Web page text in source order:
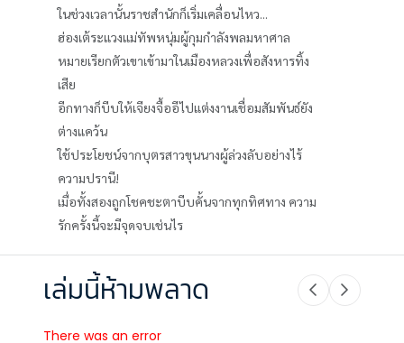
ในช่วงเวลานั้นราชสำนักก็เริ่มเคลื่อนไหว...
ฮ่องเต้ระแวงแม่ทัพหนุ่มผู้กุมกำลังพลมหาศาล
หมายเรียกตัวเขาเข้ามาในเมืองหลวงเพื่อสังหารทิ้ง
เสีย
อีกทางก็บีบให้เจียงจื้ออีไปแต่งงานเชื่อมสัมพันธ์ยัง
ต่างแคว้น
ใช้ประโยชน์จากบุตรสาวขุนนางผู้ล่วงลับอย่างไร้
ความปรานี!
เมื่อทั้งสองถูกโชคชะตาบีบคั้นจากทุกทิศทาง ความ
รักครั้งนี้จะมีจุดจบเช่นไร
เล่มนี้ห้ามพลาด
There was an error